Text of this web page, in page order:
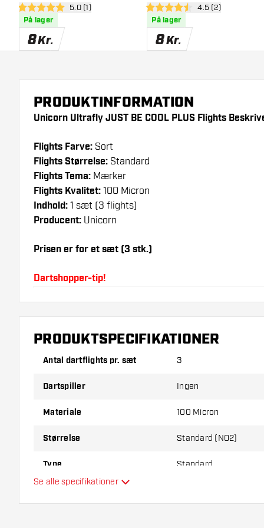
åbn anmeldelsespanel
5 bedømmelsesstjerner
5.0 (1)
På lager
8Kr.
åbn
4.5 bedømmelsesstjerner
4.5 (2)
På lager
8Kr.
PRODUKTINFORMATION
Unicorn Ultrafly JUST BE COOL PLUS Flights
Flights Farve: Sort
Flights Størrelse: Standard
Flights Tema: Mærker
Flights Kvalitet: 100 Micron
Indhold: 1 sæt (3 flights)
Producent: Unicorn
Prisen er for et sæt (3 stk.)
Dartshopper-tip!
Sørg for, at du har masser af flights og shafts på
beskadiget eller knækket ved brug.
for at finde ud af, hvilken der passer bedst til dig!
PRODUKTSPECIFIKATIONER
Antal dartflights pr. sæt 3
Dartspiller Ingen
Materiale 100 Micron
Størrelse Standard (NO2)
Type Standard
Se alle specifikationer